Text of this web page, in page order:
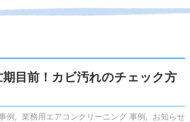
目前！カビ汚れのチェック方
例 業務用エアコンクリーニング 事例 お知らせ